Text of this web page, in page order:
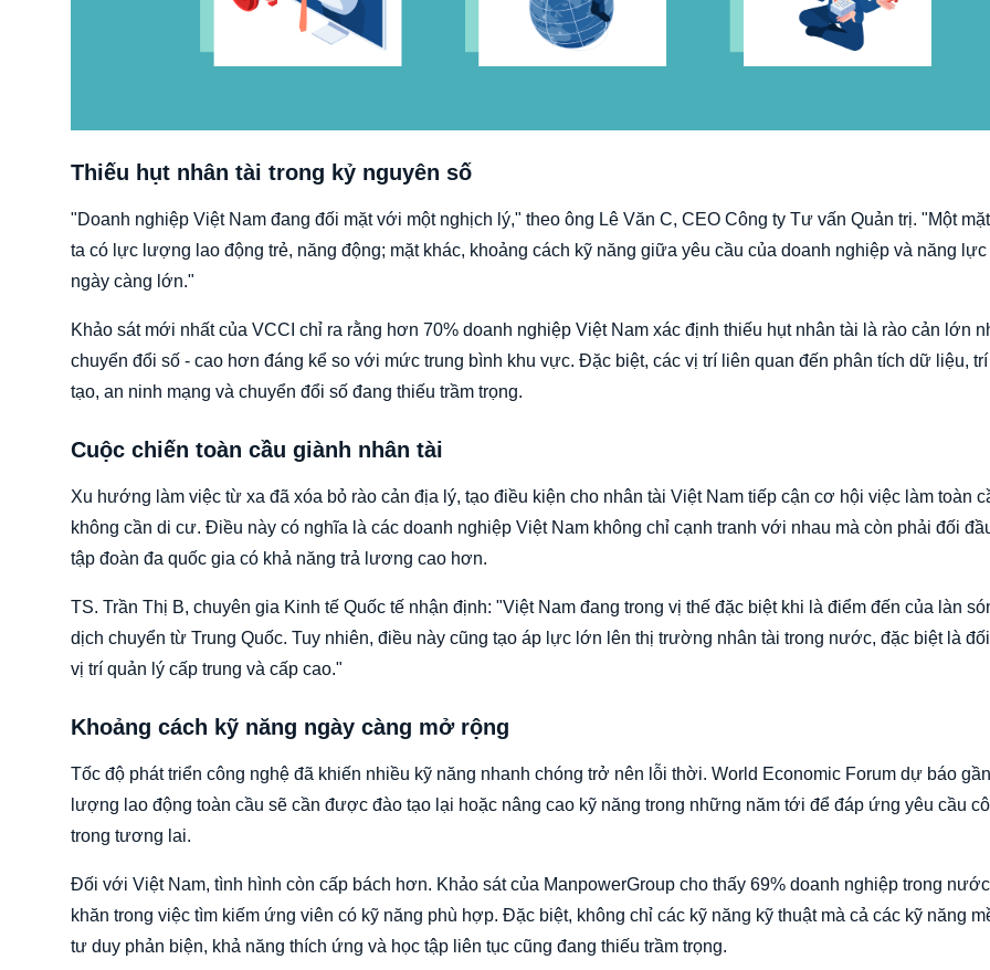
Thiếu hụt nhân tài trong kỷ nguyên số
"Doanh nghiệp Việt Nam đang đối mặt với một nghịch lý," theo ông Lê Văn C, CEO Công ty Tư vấn Quản trị. "Một
ta có lực lượng lao động trẻ, năng động; mặt khác, khoảng cách kỹ năng giữa yêu cầu của doanh nghiệp và năng
ngày càng lớn."
Khảo sát mới nhất của VCCI chỉ ra rằng hơn 70% doanh nghiệp Việt Nam xác định thiếu hụt nhân tài là rào cản lớn
chuyển đổi số - cao hơn đáng kể so với mức trung bình khu vực. Đặc biệt, các vị trí liên quan đến phân tích dữ liệu,
tạo, an ninh mạng và chuyển đổi số đang thiếu trầm trọng.
Cuộc chiến toàn cầu giành nhân tài
Xu hướng làm việc từ xa đã xóa bỏ rào cản địa lý, tạo điều kiện cho nhân tài Việt Nam tiếp cận cơ hội việc làm toàn
không cần di cư. Điều này có nghĩa là các doanh nghiệp Việt Nam không chỉ cạnh tranh với nhau mà còn phải đối
tập đoàn đa quốc gia có khả năng trả lương cao hơn.
TS. Trần Thị B, chuyên gia Kinh tế Quốc tế nhận định: "Việt Nam đang trong vị thế đặc biệt khi là điểm đến của làn
dịch chuyển từ Trung Quốc. Tuy nhiên, điều này cũng tạo áp lực lớn lên thị trường nhân tài trong nước, đặc biệt là
vị trí quản lý cấp trung và cấp cao."
Khoảng cách kỹ năng ngày càng mở rộng
Tốc độ phát triển công nghệ đã khiến nhiều kỹ năng nhanh chóng trở nên lỗi thời. World Economic Forum dự báo
lượng lao động toàn cầu sẽ cần được đào tạo lại hoặc nâng cao kỹ năng trong những năm tới để đáp ứng yêu cầu
trong tương lai.
Đối với Việt Nam, tình hình còn cấp bách hơn. Khảo sát của ManpowerGroup cho thấy 69% doanh nghiệp trong
khăn trong việc tìm kiếm ứng viên có kỹ năng phù hợp. Đặc biệt, không chỉ các kỹ năng kỹ thuật mà cả các kỹ năng
tư duy phản biện, khả năng thích ứng và học tập liên tục cũng đang thiếu trầm trọng.